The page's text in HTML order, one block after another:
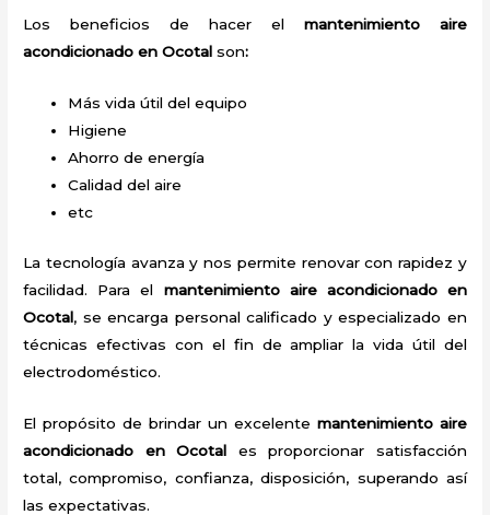
Los beneficios de hacer el mantenimiento aire
acondicionado en Ocotalson:
Más vida útil del equipo
Higiene
Ahorro de energía
Calidad del aire
etc
La tecnología avanza y nos permite renovar con rapidez y
facilidad. Para el mantenimiento aire acondicionado en
Ocotal, se encarga personal calificado y especializado en
técnicas efectivas con el fin de ampliar la vida útil del
electrodoméstico.
El propósito de brindar un excelente mantenimiento aire
acondicionado en Ocotal es proporcionar satisfacción
total, compromiso, confianza, disposición, superando así
las expectativas.